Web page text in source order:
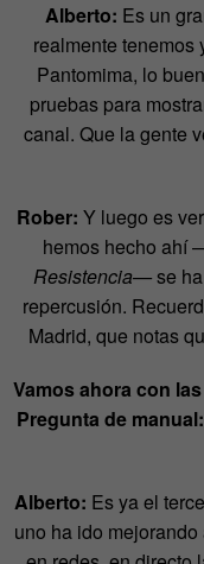
Alberto: Es un
realmente tenemos
Pantomima, lo
pruebas para
canal. Que la gente
Rober: Y luego es
hemos hecho ahí
Resistencia—se
repercusión.
Madrid, que notas
Vamos ahora con las
Pregunta de
Alberto: Es ya el
uno ha ido